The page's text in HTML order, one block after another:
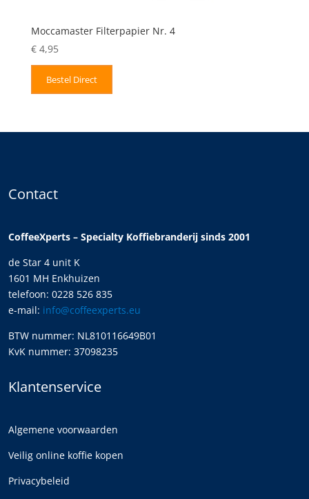
Moccamaster Filterpapier Nr. 4
€4,95
Bestel Direct
Contact
CoffeeXperts – Specialty Koffiebranderij sinds 2001
de Star 4 unit K
1601 MH Enkhuizen
telefoon: 0228 526 835
e-mail: info@coffeexperts.eu
BTW nummer: NL810116649B01
KvK nummer: 37098235
Klantenservice
Algemene voorwaarden
Veilig online koffie kopen
Privacybeleid